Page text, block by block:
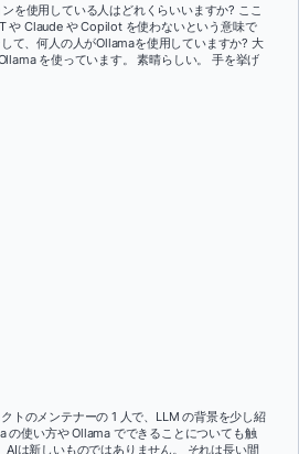
を使用している人はどれくらいいますか? ここ
や Claude や Copilot を使わないという意味で
て、何人の人がOllamaを使用していますか? 大
を使っています。 素晴らしい。 手を挙げ
トのメンテナーの 1 人で、LLM の背景を少し紹
の使い方や Ollama でできることについても触
は新しいものではありません。 それは長い間